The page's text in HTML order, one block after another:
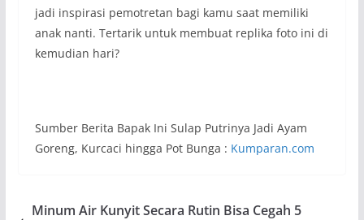
jadi inspirasi pemotretan bagi kamu saat memiliki
anak nanti. Tertarik untuk membuat replika foto ini di
kemudian hari?
Sumber Berita Bapak Ini Sulap Putrinya Jadi Ayam
Goreng, Kurcaci hingga Pot Bunga : Kumparan.com
Minum Air Kunyit Secara Rutin Bisa Cegah 5